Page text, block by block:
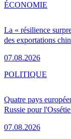
La « résilience
des exportations
07.08.2026
ÉCONOMIE
Quatre pays
Russie pour
07.08.2026
POLITIQUE